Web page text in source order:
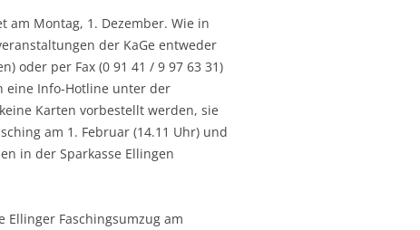
am Montag, 1. Dezember. Wie in
der KaGe entweder
oder per Fax (0 91 41 / 9 97 63 31)
eine Info-Hotline unter der
Karten vorbestellt werden, sie
am 1. Februar (14.11 Uhr) und
in der Sparkasse Ellingen
Faschingsumzug am